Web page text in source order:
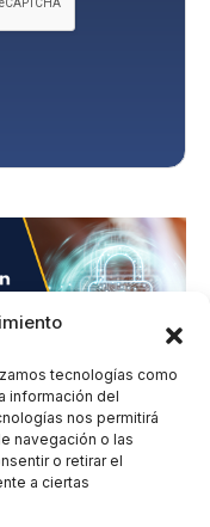
tecnologías como
información del
nos permitirá
navegación o las
o retirar el
a ciertas